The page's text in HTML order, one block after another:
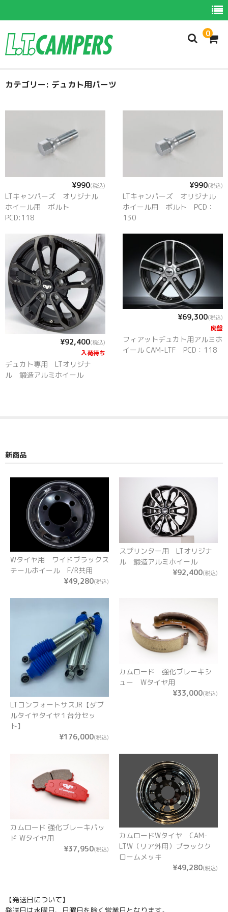
0
ホーム
お勧め商品
デュカト用パーツ
スプリンター用パーツ
特定商取引法に基づく表記
プライバシーポリシー
当サイトについて
カテゴリー: デュカト用パーツ
¥990(税込)
LTキャンパーズ オリジナル
ホイール用 ボルト
PCD:118
¥990(税込)
LTキャンパーズ オリジナル
ホイール用 ボルト PCD：
130
¥92,400(税込)
入荷待ち
デュカト専用 LTオリジナ
ル 鍛造アルミホイール
¥69,300(税込)
廃盤
フィアットデュカト用アルミホ
イール CAM-LTF PCD：118
新商品
Wタイヤ用 ワイドブラックス
チールホイール F/R共用
¥49,280(税込)
スプリンター用 LTオリジナ
ル 鍛造アルミホイール
¥92,400(税込)
LTコンフォートサスJR【ダブ
ルタイヤタイヤ１台分セッ
ト】
¥176,000(税込)
カムロード 強化ブレーキシ
ュー Wタイヤ用
¥33,000(税込)
カムロード 強化ブレーキパッ
ド Wタイヤ用
¥37,950(税込)
カムロードWタイヤ CAM-
LTW（リア外用）ブラックク
ロームメッキ
¥49,280(税込)
【発送日について】